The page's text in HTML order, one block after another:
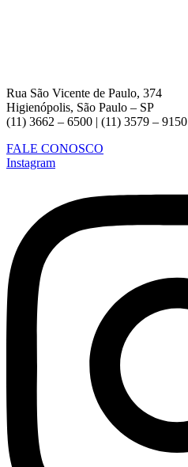
Rua São Vicente de Paulo, 374
Higienópolis, São Paulo – SP
(11) 3662 – 6500 | (11) 3579 – 9150
FALE CONOSCO
Instagram